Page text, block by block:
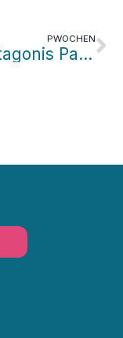
PWOCHEN
Pwotagonis Patwone: Anthony Rionda/Florida International University